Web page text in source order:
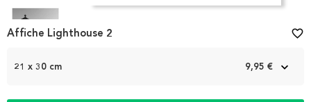
1
21 x 30 cm 9,95 €
Affiche Lighthouse 2 favorite_border